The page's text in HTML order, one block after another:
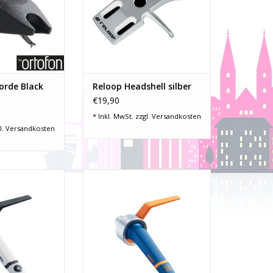
Klang, leichte
Bereiches
Scratching
werden
HINZUFÜGEN
Black
Versandkosten
Aluminium
-Passend für alle DJ-
Unterdecksysteme
-nur Headshell ohne Nadel!!!
Reloop Headshell silber
€19,90
* Inkl. MwSt. zzgl. Versandkosten
10 mV
20 - 18.000 Hz
für
in tiefen
Ausgangsspannung: 6 mV
Frequenzbereich: 20 - 20.000 Hz
geeignet für Scratching und
Backcueing
lange Haltbarkeit
hohe Ausgangslautstärke